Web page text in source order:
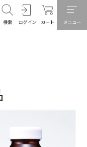
検索 ログイン カート メニュー